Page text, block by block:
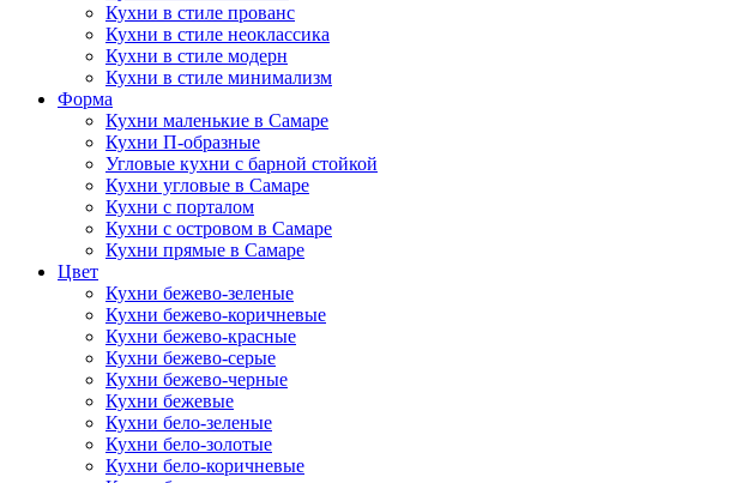
Кухни в стиле прованс
Кухни в стиле неоклассика
Кухни в стиле модерн
Кухни в стиле минимализм
Форма
Кухни маленькие в Самаре
Кухни П-образные
Угловые кухни с барной стойкой
Кухни угловые в Самаре
Кухни с порталом
Кухни с островом в Самаре
Кухни прямые в Самаре
Цвет
Кухни бежево-зеленые
Кухни бежево-коричневые
Кухни бежево-красные
Кухни бежево-серые
Кухни бежево-черные
Кухни бежевые
Кухни бело-зеленые
Кухни бело-золотые
Кухни бело-коричневые